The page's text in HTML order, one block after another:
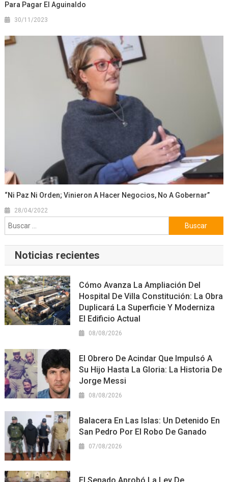
Para Pagar El Aguinaldo
30/11/2023
“Ni Paz Ni Orden; Vinieron A Hacer Negocios, No A Gobernar”
28/04/2022
Buscar:
Noticias recientes
Cómo Avanza La Ampliación Del
Hospital De Villa Constitución: La Obra
Duplicará La Superficie Y Moderniza
El Edificio Actual
08/08/2026
El Obrero De Acindar Que Impulsó A
Su Hijo Hasta La Gloria: La Historia De
Jorge Messi
08/08/2026
Balacera En Las Islas: Un Detenido En
San Pedro Por El Robo De Ganado
07/08/2026